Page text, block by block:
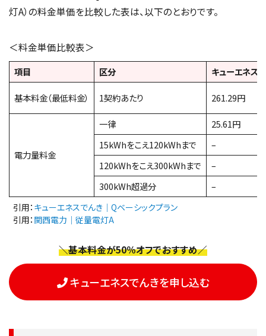
灯A）の料金単価を比較した表は、以下のとおりです。
＜料金単価比較表＞
項目 区分 キューエネス
基本料金（最低料金） 1契約あたり 261.29円
電力量料金
一律
25.61円
15kWhをこえ120kWhまで
–
120kWhをこえ300kWhまで
–
300kWh超過分
–
引用： キューエネスでんき｜Qベーシックプラン
引用： 関西電力｜従量電灯A
＼基本料金が50％オフでおすすめ／
キューエネスでんきを申し込む